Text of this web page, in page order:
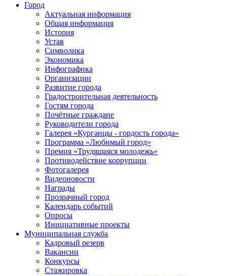
Город
Актуальная информация
Общая информация
История
Устав
Символика
Экономика
Инфографика
Организации
Развитие города
Градостроительная деятельность
Гостям города
Почётные граждане
Руководители города
Галерея «Курганцы - гордость города»
Программа «Любимый город»
Премия «Трудящаяся молодежь»
Противодействие коррупции
Фотогалерея
Видеоновости
Награды
Прозрачный город
Календарь событий
Опросы
Инициативные проекты
Муниципальная служба
Кадровый резерв
Вакансии
Конкурсы
Стажировка